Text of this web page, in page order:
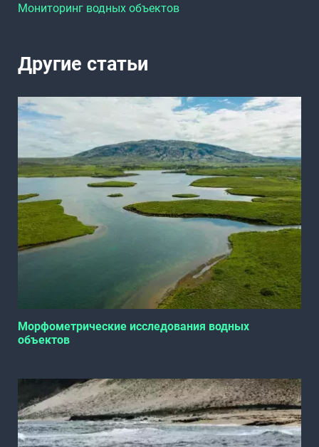
Мониторинг водных объектов
Другие статьи
Морфометрические исследования водных
объектов